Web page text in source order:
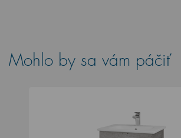
Mohlo by sa vám páčiť